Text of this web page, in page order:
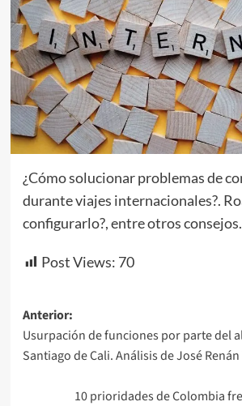
¿Cómo solucionar problemas de
durante viajes internacionales?.
configurarlo?, entre otros consejos.
Post Views: 70
Navegación
de
entradas
Anterior:
Usurpación de funciones por parte del
Santiago de Cali. Análisis de José
10 prioridades de Colombia